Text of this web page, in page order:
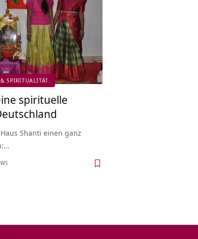
SPIRITUALITÄT
spirituelle
Shanti einen ganz